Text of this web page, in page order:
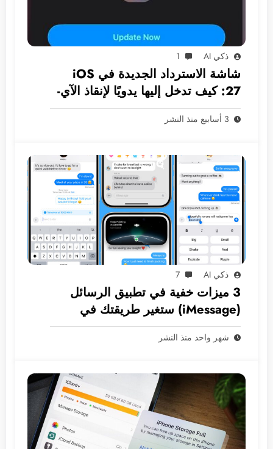
ذكي AI 1
شاشة الاسترداد الجديدة في iOS
27: كيف تدخل إليها يدويًا لإنقاذ الآي-
فون دون كمبيوتر؟
3 أسابيع منذ النشر
ذكي AI 7
3 ميزات خفية في تطبيق الرسائل
(iMessage) ستغير طريقتك في
المراسلة
شهر واحد منذ النشر